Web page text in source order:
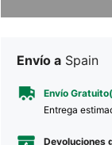
Envío a Spain
Envío
Entrega
Devoluciones